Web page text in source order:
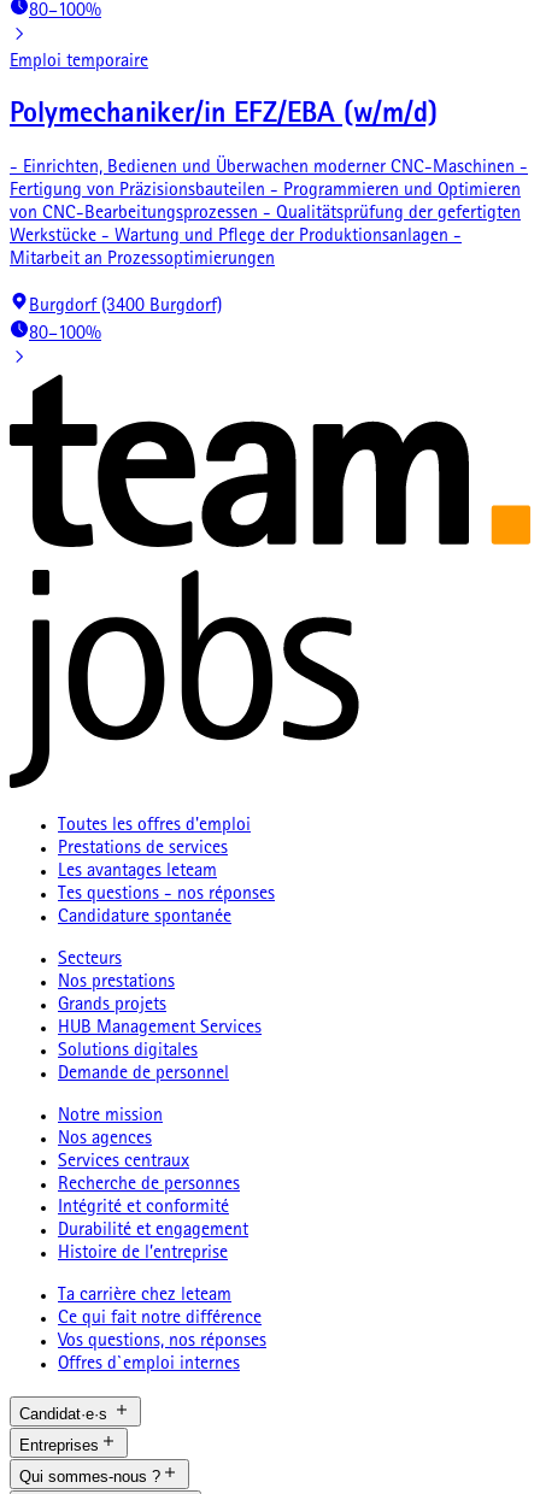
80–100%
Emploi temporaire
Polymechaniker/in EFZ/EBA (w/m/d)
- Einrichten, Bedienen und Überwachen moderner CNC-Maschinen -
Fertigung von Präzisionsbauteilen - Programmieren und Optimieren
von CNC-Bearbeitungsprozessen - Qualitätsprüfung der gefertigten
Werkstücke - Wartung und Pflege der Produktionsanlagen -
Mitarbeit an Prozessoptimierungen
Burgdorf (3400 Burgdorf)
80–100%
Toutes les offres d'emploi
Prestations de services
Les avantages leteam
Tes questions - nos réponses
Candidature spontanée
Secteurs
Nos prestations
Grands projets
HUB Management Services
Solutions digitales
Demande de personnel
Notre mission
Nos agences
Services centraux
Recherche de personnes
Intégrité et conformité
Durabilité et engagement
Histoire de l’entreprise
Ta carrière chez leteam
Ce qui fait notre différence
Vos questions, nos réponses
Offres d`emploi internes
Candidat·e·s
Entreprises
Qui sommes-nous ?